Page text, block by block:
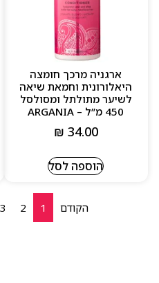
ארגניה מרכך חומצה
היאלורונית וחמאת שיאה
לשיער מתולתל ומסולסל
450 מ”ל – ARGANIA
₪ 34.00
הוספה לסל
הקודם 1
2
3